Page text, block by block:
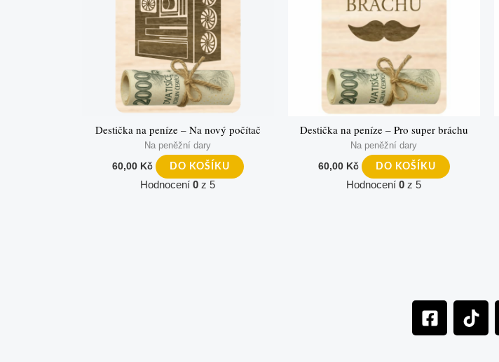
Destička na peníze – Na nový počítač
Na peněžní dary
60,00 Kč DO KOŠÍKU
Hodnocení0 z 5
Destička na peníze – Pro super bráchu
Na peněžní dary
60,00 Kč DO KOŠÍKU
Hodnocení0 z 5
F
a
T
i